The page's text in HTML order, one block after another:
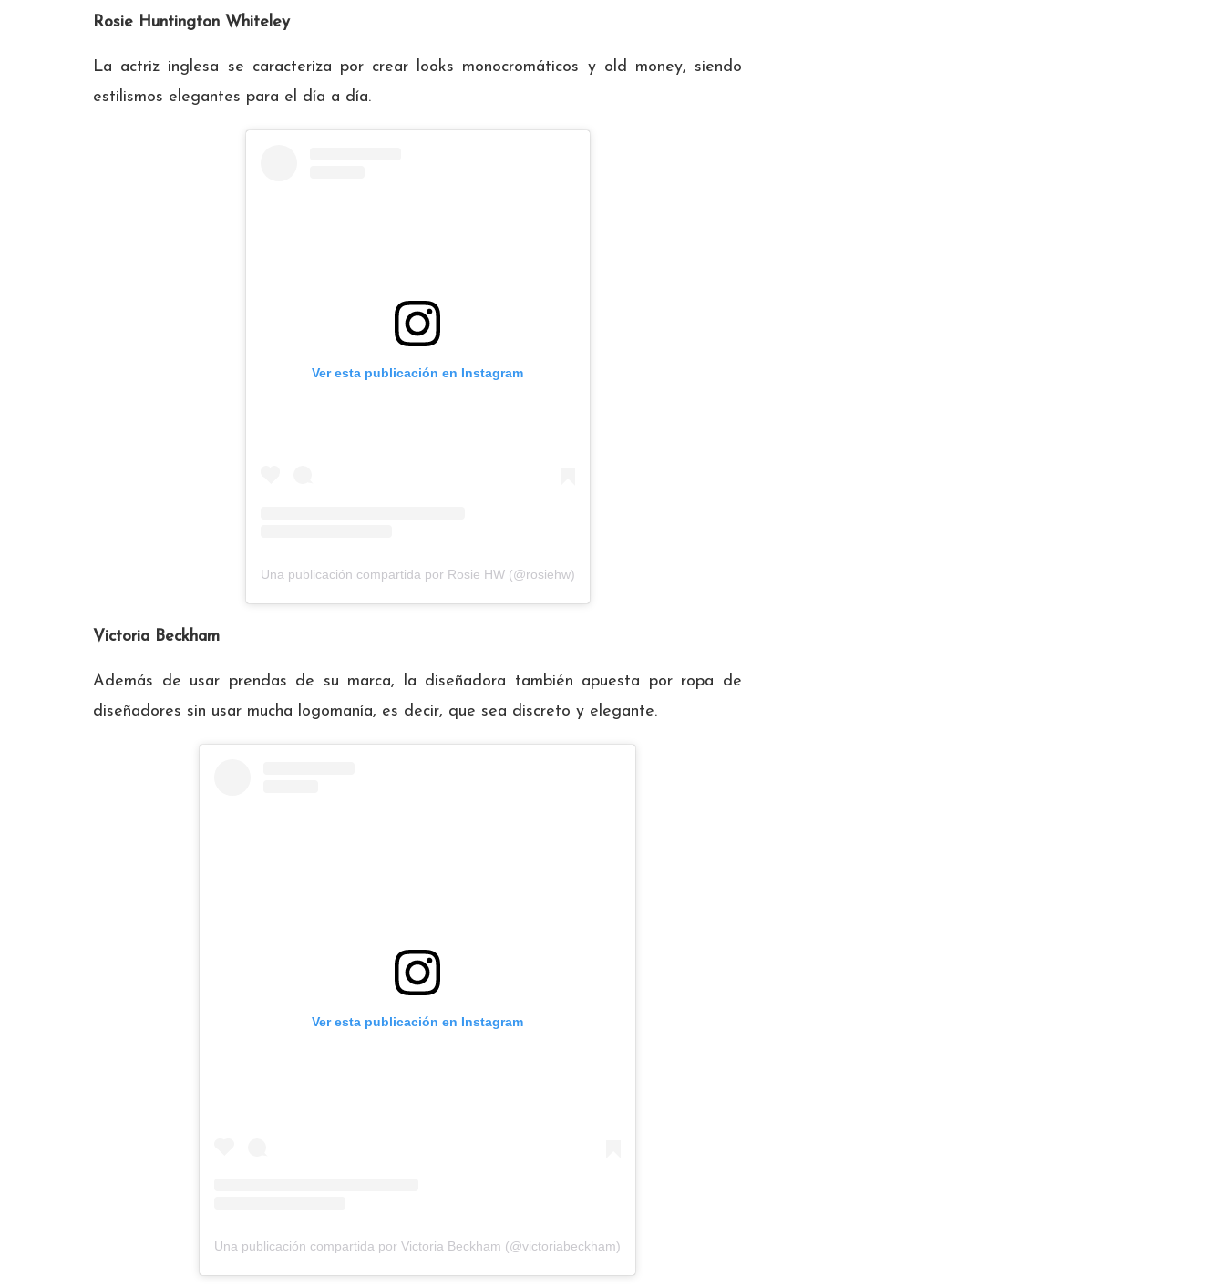
Rosie Huntington Whiteley
La actriz inglesa se caracteriza por crear looks monocromáticos y old money, siendo
estilismos elegantes para el día a día.
Ver esta publicación en Instagram
Una publicación compartida por Rosie HW (@rosiehw)
Victoria Beckham
Además de usar prendas de su marca, la diseñadora también apuesta por ropa de
diseñadores sin usar mucha logomanía, es decir, que sea discreto y elegante.
Ver esta publicación en Instagram
Una publicación compartida por Victoria Beckham (@victoriabeckham)